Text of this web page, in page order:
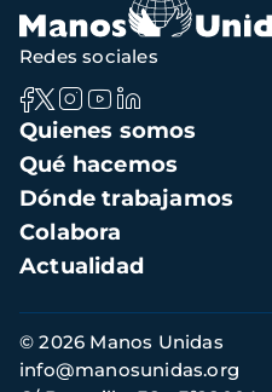
Navegación
principal
Quienes somos
Qué hacemos
Dónde trabajamos
Colabora
Actualidad
Redes sociales
Información
de
contacto
© 2026 Manos Unidas
info@manosunidas.org